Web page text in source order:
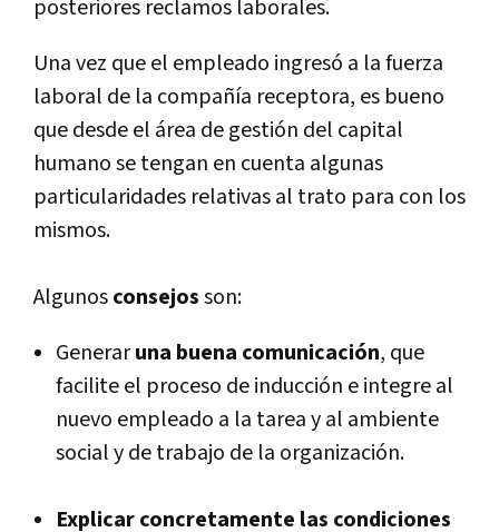
posteriores reclamos laborales.
Una vez que el empleado ingresó a la fuerza
laboral de la compañía receptora, es bueno
que desde el área de gestión del capital
humano se tengan en cuenta algunas
particularidades relativas al trato para con los
mismos.
Algunosconsejosson:
Generaruna buena comunicación, que
facilite el proceso de inducción e integre al
nuevo empleado a la tarea y al ambiente
social y de trabajo de la organización.
Explicar concretamente las condiciones